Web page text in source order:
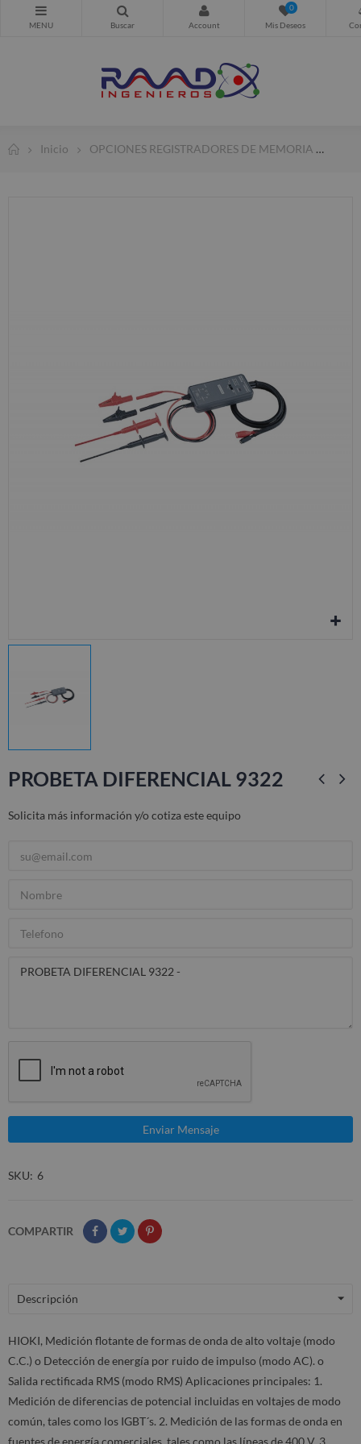
0
Inicio OPCIONES REGISTRADORES DE MEMORIA
PROBETA DIFERENCIAL 9322
Solicita más información y/o cotiza este equipo
SKU 6
COMPARTIR
Descripción
HIOKI, Medición flotante de formas de onda de alto voltaje (modo
C.C.) o Detección de energía por ruido de impulso (modo AC). o
Salida rectificada RMS (modo RMS) Aplicaciones principales: 1.
Medición de diferencias de potencial incluidas en voltajes de modo
común, tales como los IGBT´s. 2. Medición de las formas de onda en